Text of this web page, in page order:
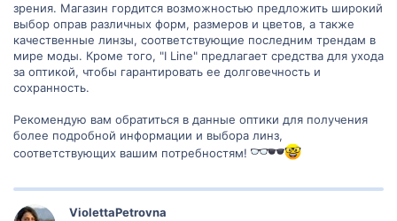
зрения. Магазин гордится возможностью предложить широкий
выбор оправ различных форм, размеров и цветов, а также
качественные линзы, соответствующие последним трендам в
мире моды. Кроме того, "I Line" предлагает средства для ухода
за оптикой, чтобы гарантировать ее долговечность и
сохранность.
Рекомендую вам обратиться в данные оптики для получения
более подробной информации и выбора линз,
соответствующих вашим потребностям!
ViolettaPetrovna